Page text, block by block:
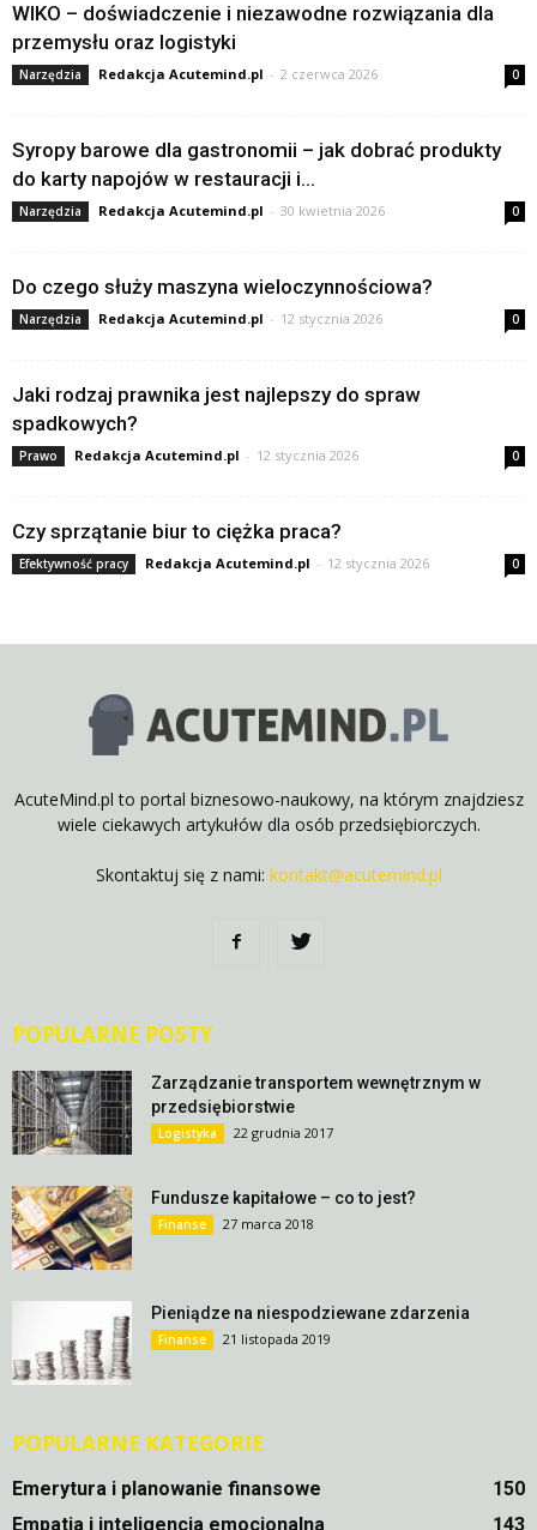
WIKO – doświadczenie i niezawodne rozwiązania dla
przemysłu oraz logistyki
Narzędzia Redakcja Acutemind.pl - 2 czerwca 2026 0
Syropy barowe dla gastronomii – jak dobrać produkty
do karty napojów w restauracji i...
Narzędzia Redakcja Acutemind.pl - 30 kwietnia 2026 0
Do czego służy maszyna wieloczynnościowa?
Narzędzia Redakcja Acutemind.pl - 12 stycznia 2026 0
Jaki rodzaj prawnika jest najlepszy do spraw
spadkowych?
Prawo Redakcja Acutemind.pl - 12 stycznia 2026 0
Czy sprzątanie biur to ciężka praca?
Efektywność pracy Redakcja Acutemind.pl - 12 stycznia 2026 0
AcuteMind.pl to portal biznesowo-naukowy, na którym znajdziesz
wiele ciekawych artykułów dla osób przedsiębiorczych.
Skontaktuj się z nami: kontakt@acutemind.pl
POPULARNE POSTY
Zarządzanie transportem wewnętrznym w
przedsiębiorstwie
Logistyka 22 grudnia 2017
Fundusze kapitałowe – co to jest?
Finanse 27 marca 2018
Pieniądze na niespodziewane zdarzenia
Finanse 21 listopada 2019
POPULARNE KATEGORIE
Emerytura i planowanie finansowe
150
Empatia i inteligencja emocjonalna
143